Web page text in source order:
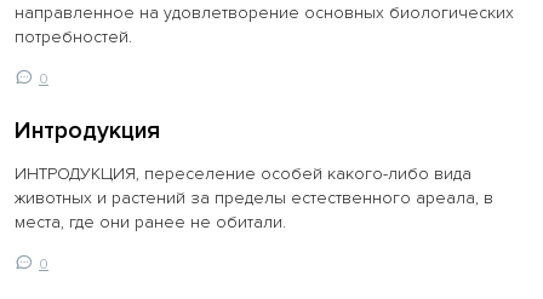
направленное на удовлетворение основных биологических
потребностей.
0
Интродукция
ИНТРОДУКЦИЯ, переселение особей какого-либо вида
животных и растений за пределы естественного ареала, в
места, где они ранее не обитали.
0